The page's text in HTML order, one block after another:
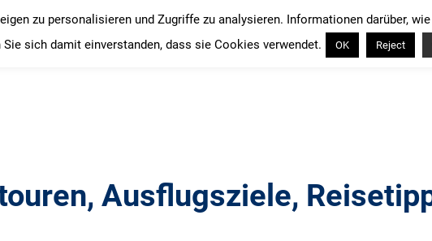
Ausflugsziele,
zu personalisieren und Zugriffe zu analysieren. Informationen darüber,
sich damit einverstanden, dass sie Cookies verwendet.
OK Reject